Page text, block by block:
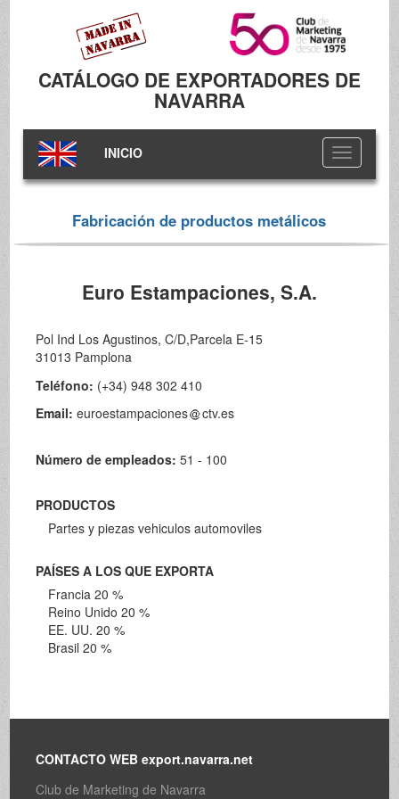
CATÁLOGO DE EXPORTADORES DE
NAVARRA
Toggle
navigation
INICIO
Fabricación de productos metálicos
Euro Estampaciones, S.A.
Pol Ind Los Agustinos, C/D,Parcela E-15
31013 Pamplona
Teléfono: (+34) 948 302 410
Email:euroestampaciones ctv.es
Número de empleados:51 - 100
PRODUCTOS
Partes y piezas vehiculos automoviles
PAÍSES A LOS QUE EXPORTA
Francia 20 %
Reino Unido 20 %
EE. UU. 20 %
Brasil 20 %
CONTACTO WEB export.navarra.net
Club de Marketing de Navarra